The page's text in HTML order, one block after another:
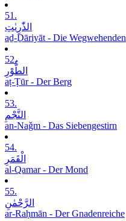
51.
الذّٰرِیٰتِ
aḏ-Ḏāriyāt - Die Wegwehenden
52.
الطُّوْرِ
aṭ-Ṭūr - Der Berg
53.
النَّجْمِ
an-Naǧm - Das Siebengestirn
54.
الْقَمَرِ
al-Qamar - Der Mond
55.
الرَّحْمٰنِ
ar-Raḥmān - Der Gnadenreiche